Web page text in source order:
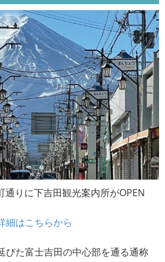
りに下吉田観光案内所がOPEN
細はこちらから
びた富士吉田の中心部を通る通称